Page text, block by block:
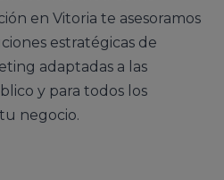
en Vitoria te asesoramos
estratégicas de
adaptadas a las
y para todos los
negocio.